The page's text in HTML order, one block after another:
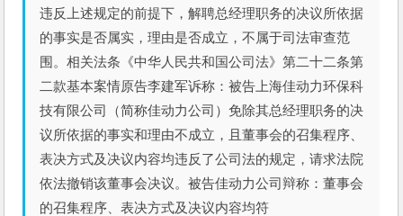
违反上述规定的前提下，解聘总经理职务的决议所依据
的事实是否属实，理由是否成立，不属于司法审查范
围。相关法条《中华人民共和国公司法》第二十二条第
二款基本案情原告李建军诉称：被告上海佳动力环保科
技有限公司（简称佳动力公司）免除其总经理职务的决
议所依据的事实和理由不成立，且董事会的召集程序、
表决方式及决议内容均违反了公司法的规定，请求法院
依法撤销该董事会决议。被告佳动力公司辩称：董事会
的召集程序、表决方式及决议内容均符